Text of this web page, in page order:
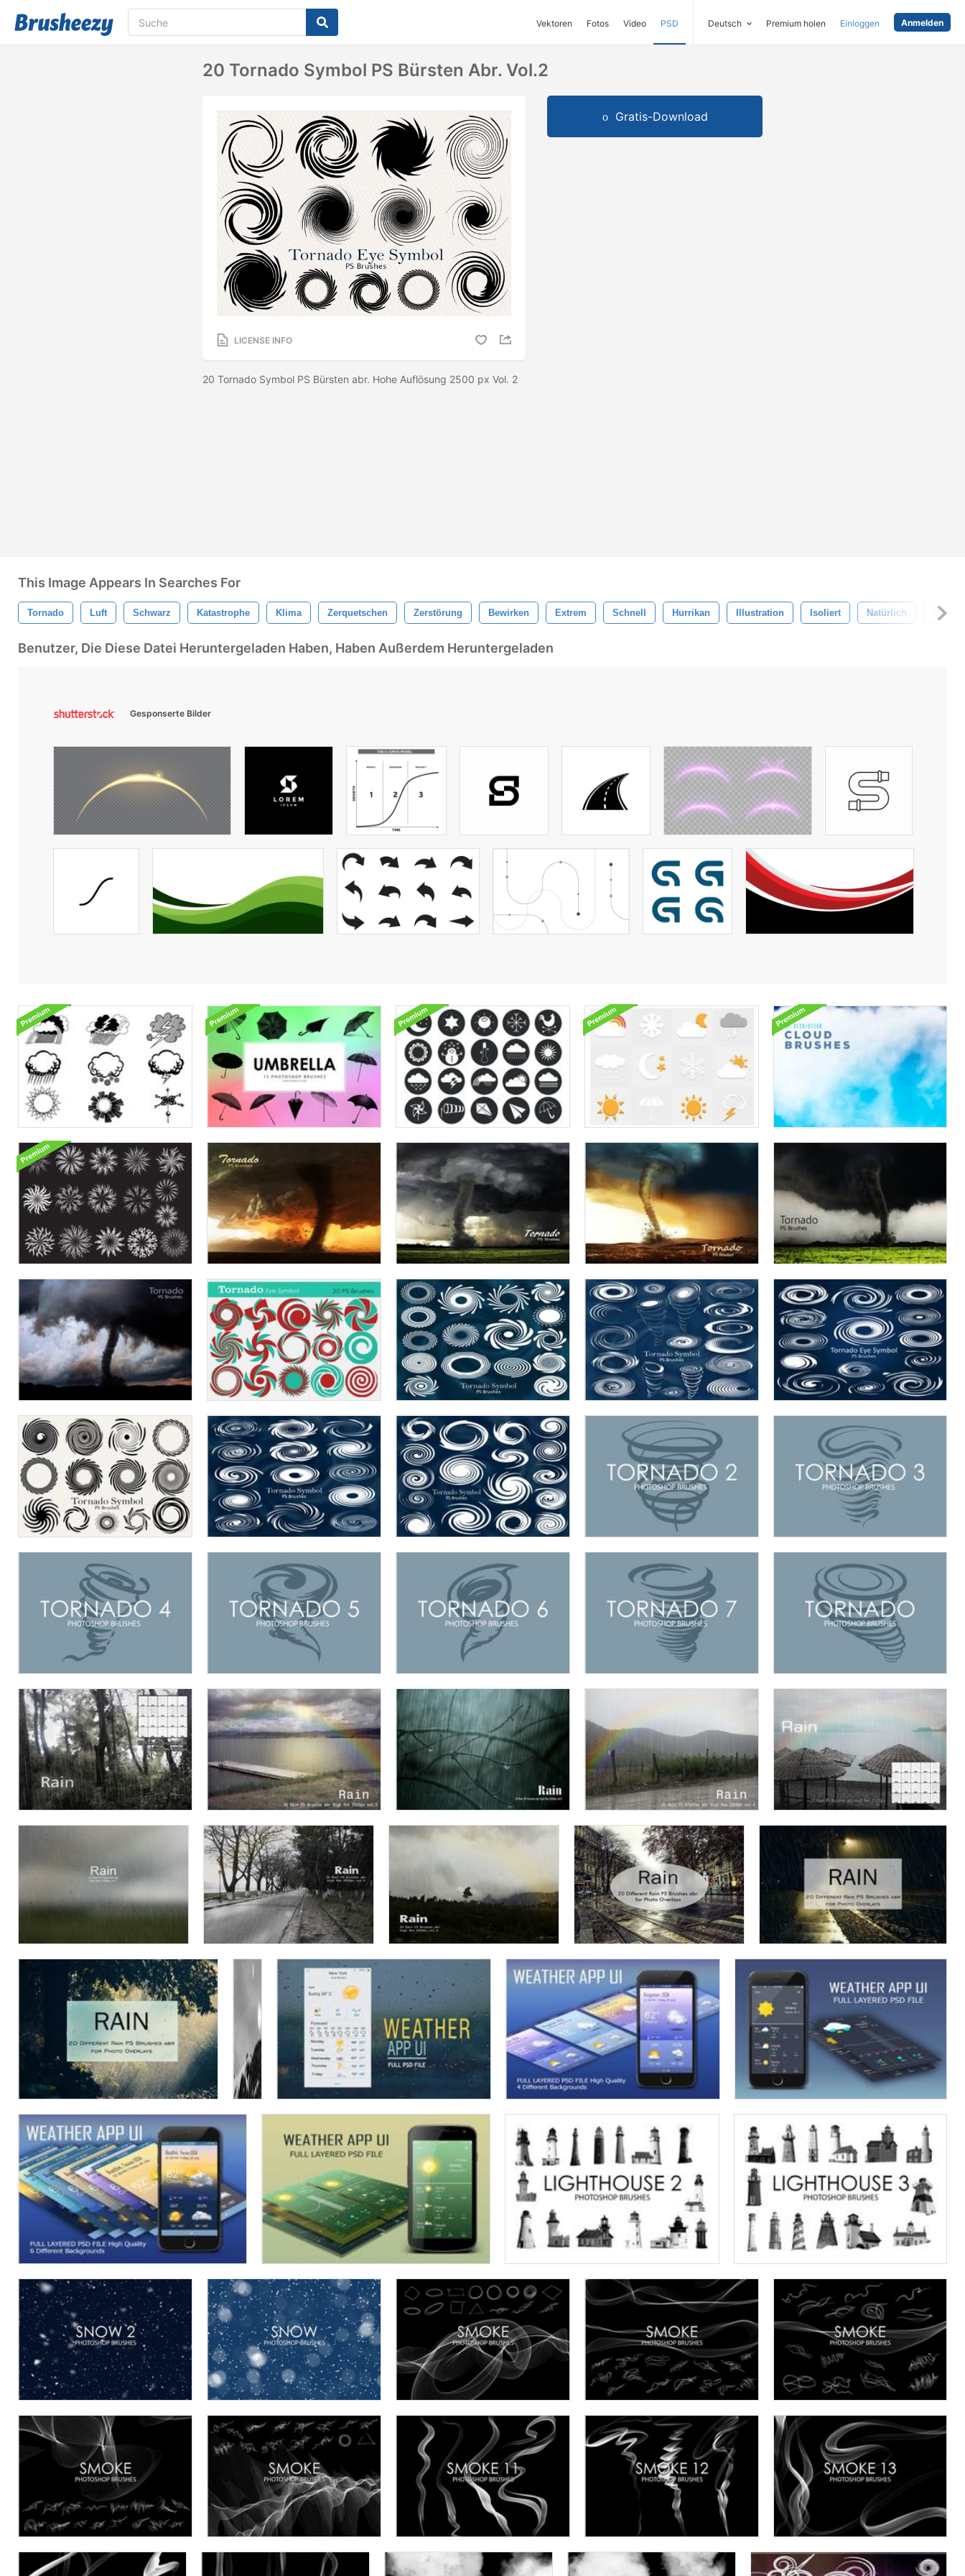
Vektoren Fotos Video PSD Deutsch Premium holen Einloggen Anmelden
20 Tornado Symbol PS Bürsten Abr. Vol.2
LICENSE INFO
20 Tornado Symbol PS Bürsten abr. Hohe Auflösung 2500 px Vol. 2
Gratis-Download
This Image Appears In Searches For
Tornado Luft Schwarz Katastrophe Klima Zerquetschen Zerstörung Bewirken Extrem Schnell Hurrikan Illustration Isoliert Natürlich Natur
Benutzer, Die Diese Datei Heruntergeladen Haben, Haben Außerdem Heruntergeladen
Gesponserte Bilder